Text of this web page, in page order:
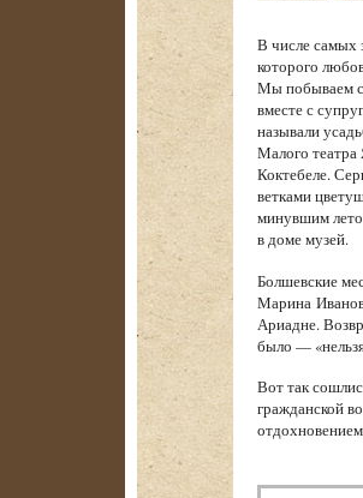
В числе самых
которого
Мы побываем с
вместе с
называли
Малого
Коктебеле.
ветками
минувшим
в доме музей.
Болшевские
Марина
Ариадне.
было —
Вот так
гражданской